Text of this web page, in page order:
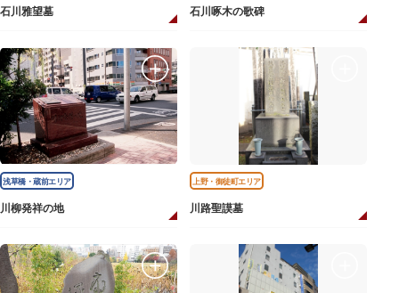
石川雅望墓 石川啄木の歌碑
浅草橋・蔵前エリア
川柳発祥の地
上野・御徒町エリア
川路聖謨墓